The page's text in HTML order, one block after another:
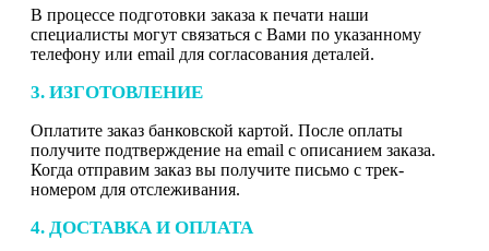
В процессе подготовки заказа к печати наши
специалисты могут связаться с Вами по указанному
телефону или email для согласования деталей.
3. ИЗГОТОВЛЕНИЕ
Оплатите заказ банковской картой. После оплаты
получите подтверждение на email с описанием заказа.
Когда отправим заказ вы получите письмо с трек-
номером для отслеживания.
4. ДОСТАВКА И ОПЛАТА